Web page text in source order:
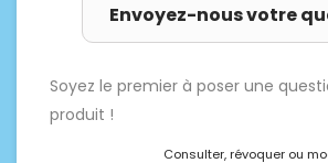
Envoyez-nous votre
Soyez le premier à poser une
produit !
Consulter, révoquer ou